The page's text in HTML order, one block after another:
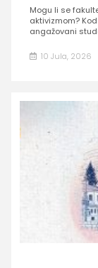
Mogu li se
aktivizmom?
angažovani
10 Jula, 2026